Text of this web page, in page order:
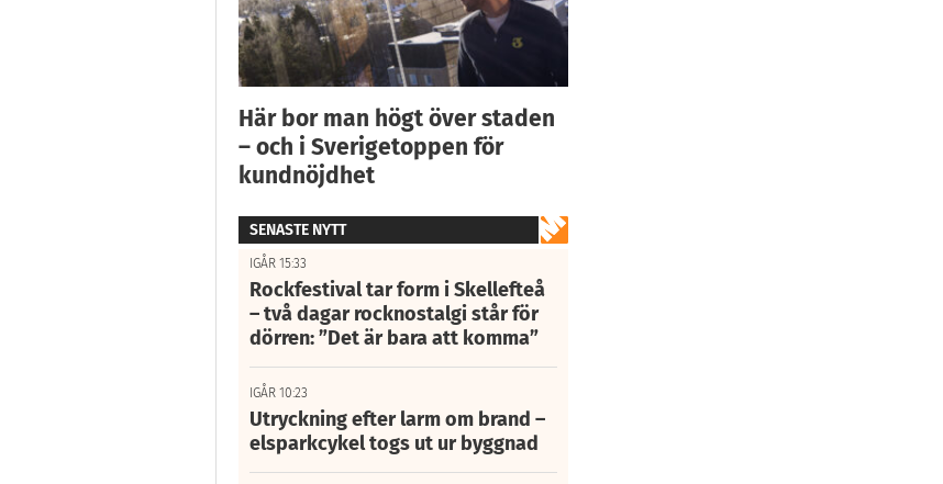
Här bor man högt över staden
– och i Sverigetoppen för
kundnöjdhet
SENASTE NYTT
IGÅR 15:33
Rockfestival tar form i Skellefteå
– två dagar rocknostalgi står för
dörren: ”Det är bara att komma”
IGÅR 10:23
Utryckning efter larm om brand –
elsparkcykel togs ut ur byggnad